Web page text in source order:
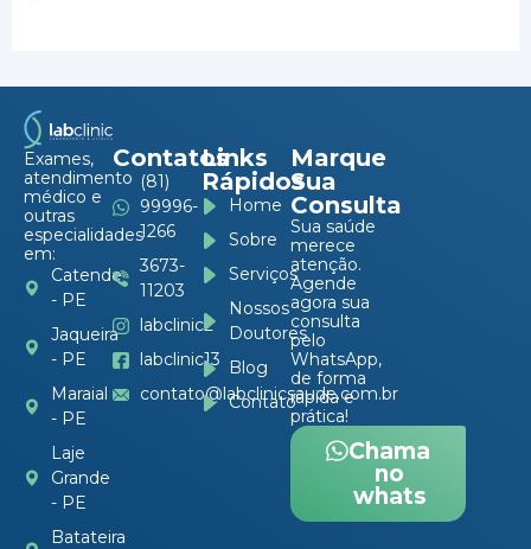
Exames,
atendimento
médico e
outras
especialidades
em:
Catende
- PE
Jaqueira
- PE
Maraial
- PE
Laje
Grande
- PE
Batateira
Contatos
(81)
99996-
1266
3673-
11203
labclinic2
labclinic13
contato@labclinicsaude.com.br
Links
Rápidos
Home
Sobre
Serviços
Nossos
Doutores
Blog
Contato
Marque
Sua
Consulta
Sua saúde
merece
atenção.
Agende
agora sua
consulta
pelo
WhatsApp,
de forma
rápida e
prática!
Chama
no
whats